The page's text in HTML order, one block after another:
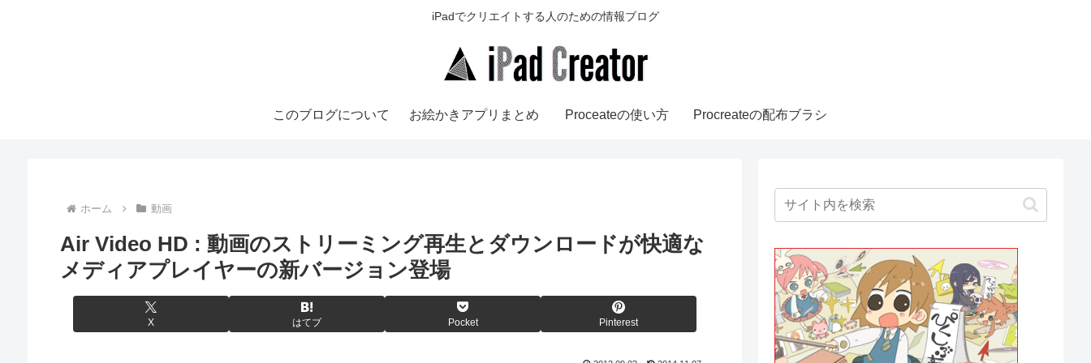
iPadでクリエイトする人のための情報ブログ
このブログについて お絵かきアプリまとめ Proceateの使い方 Procreateの配布ブラシ
ホーム 動画
Air Video HD : 動画のストリーミング再生とダウンロードが快適な
メディアプレイヤーの新バージョン登場
X はてブ Pocket Pinterest